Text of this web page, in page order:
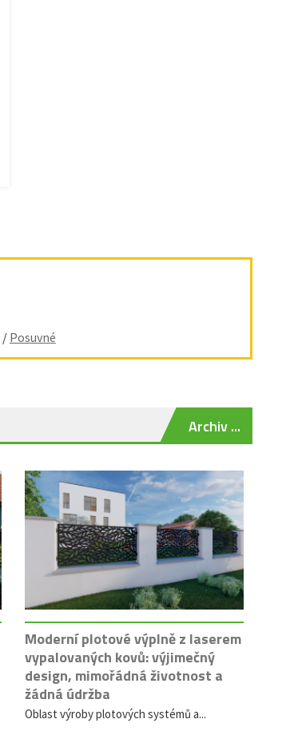
/ Posuvné
Moderní plotové výplně z laserem
vypalovaných kovů: výjimečný
design, mimořádná životnost a
žádná údržba
Oblast výroby plotových systémů a...
Archiv ...